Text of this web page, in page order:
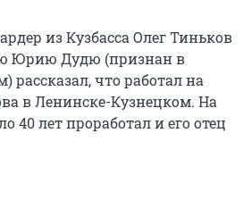
из Кузбасса Олег Тиньков
Юрию Дудю (признан в
рассказал, что работал на
в Ленинске-Кузнецком. На
40 лет проработал и его отец